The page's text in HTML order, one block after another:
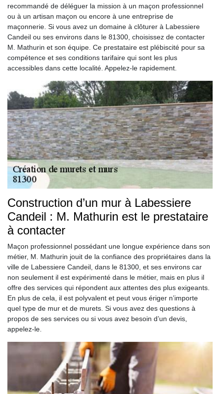
recommandé de déléguer la mission à un maçon professionnel
ou à un artisan maçon ou encore à une entreprise de
maçonnerie. Si vous avez un domaine à clôturer à Labessiere
Candeil ou ses environs dans le 81300, choisissez de contacter
M. Mathurin et son équipe. Ce prestataire est plébiscité pour sa
compétence et ses conditions tarifaire qui sont les plus
accessibles dans cette localité. Appelez-le rapidement.
Construction d’un mur à Labessiere
Candeil : M. Mathurin est le prestataire
à contacter
Maçon professionnel possédant une longue expérience dans son
métier, M. Mathurin jouit de la confiance des propriétaires dans la
ville de Labessiere Candeil, dans le 81300, et ses environs car
non seulement il est expérimenté dans le métier, mais en plus il
offre des services qui répondent aux attentes des plus exigeants.
En plus de cela, il est polyvalent et peut vous ériger n’importe
quel type de mur et de murets. Si vous avez des questions à
propos de ses services ou si vous avez besoin d’un devis,
appelez-le.